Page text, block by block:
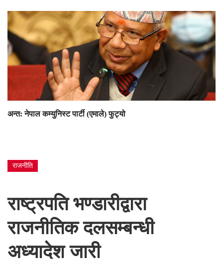
अन्त: नेपाल कम्युनिस्ट पार्टी (एमाले) फुट्यो
राजनीति
राष्ट्रपति भण्डारीद्वारा
राजनीतिक दलसम्बन्धी
अध्यादेश जारी